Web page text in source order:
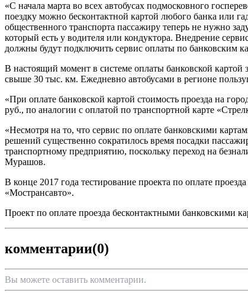
«С начала марта во всех автобусах подмосковного
поездку можно бесконтактной картой любого банка или
общественного транспорта пассажиру теперь не нужно
который есть у водителя или кондуктора. Внедрение
должны будут подключить сервис оплаты по банковским
В настоящий момент в системе оплаты банковской
свыше 30 тыс. км. Ежедневно автобусами в регионе
«При оплате банковской картой стоимость проезда на
руб., по аналогии с оплатой по транспортной карте
«Несмотря на то, что сервис по оплате банковскими
решений существенно сократилось время посадки
транспортному предприятию, поскольку переход на
Мурашов.
В конце 2017 года тестирование проекта по оплате
«Мострансавто».
Проект по оплате проезда бесконтактными банковскими
комментарии(0)
Вы можете оставить комментарии.